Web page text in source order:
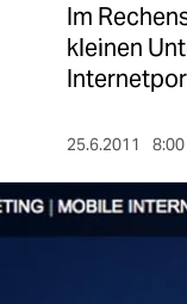
Im
kleinen
25.6.2011